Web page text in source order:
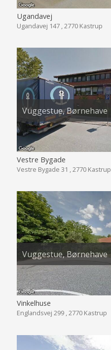
Ugandavej
Ugandavej 147 , 2770 Kastrup
Vuggestue, Børnehave
Vestre Bygade
Vestre Bygade 31 , 2770 Kastrup
Vuggestue, Børnehave
Vinkelhuse
Englandsvej 299 , 2770 Kastrup